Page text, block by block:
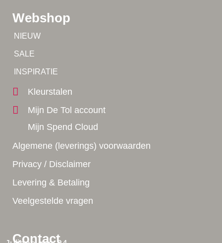
Contact
Webshop
NIEUW
SALE
INSPIRATIE
Kleurstalen
Mijn De Tol account
Mijn Spend Cloud
Algemene (leverings) voorwaarden
Privacy / Disclaimer
Levering & Betaling
Veelgestelde vragen